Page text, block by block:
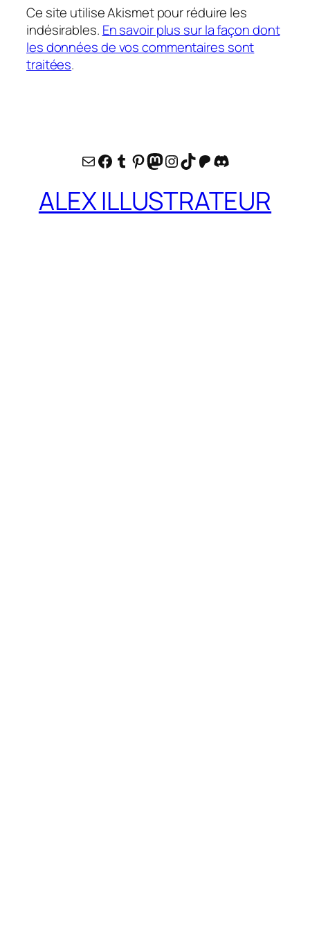
Ce site utilise Akismet pour réduire les
indésirables. En savoir plus sur la façon dont
les données de vos commentaires sont
traitées.
E-mailFacebook
Tumblr
Pinterest
Mastodon
Instagram
TikTok
Patreon
Discord
ALEX ILLUSTRATEUR